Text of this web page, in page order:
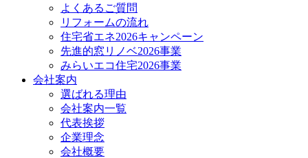
よくあるご質問
リフォームの流れ
住宅省エネ2026キャンペーン
先進的窓リノベ2026事業
みらいエコ住宅2026事業
会社案内
選ばれる理由
会社案内一覧
代表挨拶
企業理念
会社概要